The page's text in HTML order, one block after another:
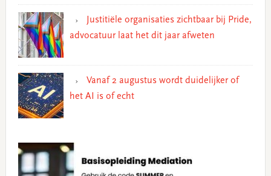
Justitiële organisaties zichtbaar bij Pride,
advocatuur laat het dit jaar afweten
Vanaf 2 augustus wordt duidelijker of
het AI is of echt